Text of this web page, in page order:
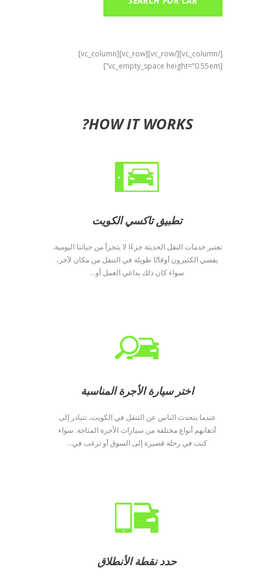
[/vc_column][/vc_row][vc_row][vc_column]
[vc_empty_space height=”0.55em”]
HOW IT WORKS?
تطبيق تاكسي الكويت
تعتبر خدمات النقل الحديثة جزءًا لا يتجزأ من حياتنا اليومية.
يقضي الكثيرون أوقاتًا طويلة في التنقل من مكان لآخر،
سواء كان ذلك بداعي العمل أو...
اختر سيارة الأجرة المناسبة
عندما يتحدث الناس عن التنقل في الكويت، تتبادر إلى
أذهانهم أنواع مختلفة من سيارات الأجرة المتاحة. سواء
كنت في رحلة قصيرة إلى السوق أو ترغب في...
حدد نقطة الأنطلاق